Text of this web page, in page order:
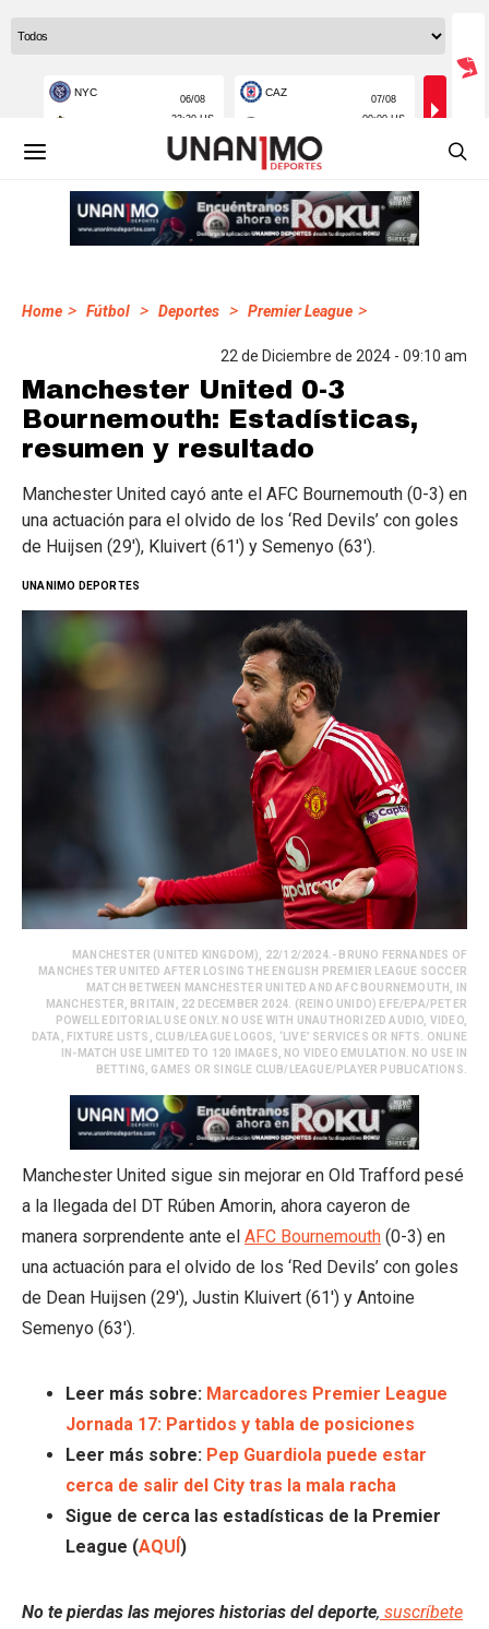
Home > Fútbol > Deportes > Premier League >
22 de Diciembre de 2024 - 09:10 am
Manchester United 0-3
Bournemouth: Estadísticas,
resumen y resultado
Manchester United cayó ante el AFC Bournemouth (0-3) en
una actuación para el olvido de los ‘Red Devils’ con goles
de Huijsen (29′), Kluivert (61′) y Semenyo (63′).
UNANIMO DEPORTES
MANCHESTER (UNITED KINGDOM), 22/12/2024.- BRUNO FERNANDES OF
MANCHESTER UNITED AFTER LOSING THE ENGLISH PREMIER LEAGUE SOCCER
MATCH BETWEEN MANCHESTER UNITED AND AFC BOURNEMOUTH, IN
MANCHESTER, BRITAIN, 22 DECEMBER 2024. (REINO UNIDO) EFE/EPA/PETER
POWELL EDITORIAL USE ONLY. NO USE WITH UNAUTHORIZED AUDIO, VIDEO,
DATA, FIXTURE LISTS, CLUB/LEAGUE LOGOS, ‘LIVE’ SERVICES OR NFTS. ONLINE
IN-MATCH USE LIMITED TO 120 IMAGES, NO VIDEO EMULATION. NO USE IN
BETTING, GAMES OR SINGLE CLUB/LEAGUE/PLAYER PUBLICATIONS.
Manchester United sigue sin mejorar en Old Trafford pesé
a la llegada del DT Rúben Amorin, ahora cayeron de
manera sorprendente ante el AFC Bournemouth (0-3) en
una actuación para el olvido de los ‘Red Devils’ con goles
de Dean Huijsen (29′), Justin Kluivert (61′) y Antoine
Semenyo (63′).
Leer más sobre: Marcadores Premier League
Jornada 17: Partidos y tabla de posiciones
Leer más sobre: Pep Guardiola puede estar
cerca de salir del City tras la mala racha
Sigue de cerca las estadísticas de la Premier
League (AQUÍ )
No te pierdas las mejores historias del deporte, suscríbete